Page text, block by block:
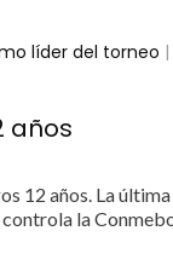
líder del torneo
años
12 años. La
la